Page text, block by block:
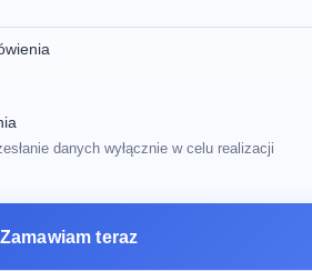
danych wyłącznie w celu realizacji
Zamawiam teraz